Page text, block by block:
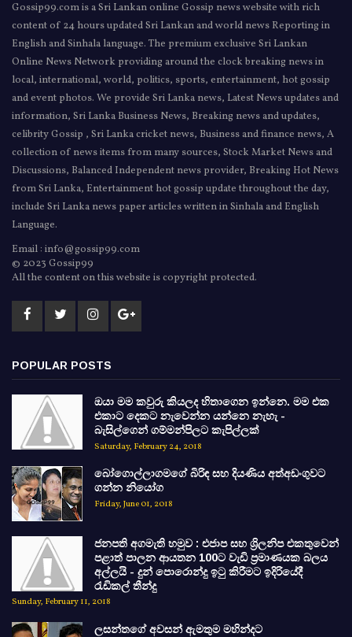
Gossip99.com is a Sri Lankan online Gossip news website with rich
content of 24 hours updated Sri Lankan and world news Reporting in
English and Sinhala language. The premium exclusive Sri Lankan
Online News Network providing around the clock breaking news in
local, international, world, politics, sports, entertainment, hot gossip
and event photos. We provide Sri Lanka news, Latest News updates and
information, Sri Lanka Business News, Breaking news and updates,
celibrity Gossip , Sri Lanka cricket news, Business and finance news, A
collection of news items from many sources, Stock Market News and
Discussions, Balanced Independent news provider, Breaking Hot News
from Sri Lanka, Entertainment hot gossip update throughout the day,
include Sri Lanka news paper articles written in Sinhala and English
Language.
Email : info@gossip99.com
© 2023 Gossip99
All the content on this website is copyright protected.
POPULAR POSTS
ඔයා මම කවුරු කියලද හිතාගෙන ඉන්නෙ. මම එක
එකාට දෙකට නැවෙන්න යන්නෙ නැහැ -
බැසිල්ගෙන් ගම්මන්පිලට කැපිල්ලක්
Saturday, February 24, 2018
බෝගොල්ලාගමගේ බිරිඳ සහ දියණිය අත්අඩංගුවට
ගන්න නියෝග
Friday, June 01, 2018
ජනපති අගමැති හමුව : එජාප සහ ශ්‍රිලනිප එකතුවෙන්
පළාත් පාලන ආයතන 100ට වැඩි ප්‍රමාණයක බලය
අල්ලයි - දුන් පොරොන්දු ඉටු කිරීමට ඉදිරියේදී
රැඩිකල් තීන්දු
Sunday, February 11, 2018
ලසන්තගේ අවසන් ඇමතුම මහින්දට